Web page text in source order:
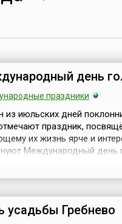
день
праздники
из июльских дней
праздник,
их жизнь ярче и
Международный день
которое о...
усадьбы Гребнево